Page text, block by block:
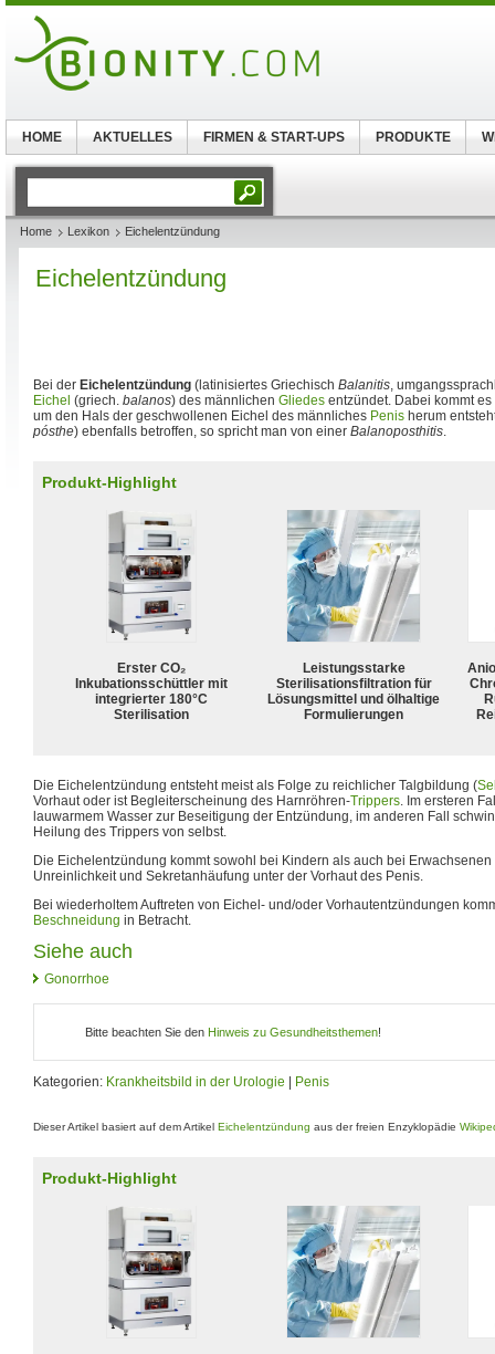
Home Lexikon Eichelentzündung
Eichelentzündung
Bei der Eichelentzündung (latinisiertes Griechisch Balanitis,
Eichel (griech. balanos) des männlichen Gliedes entzündet. Dabei kommt
um den Hals der geschwollenen Eichel des männliches Penis herum
pósthe) ebenfalls betroffen, so spricht man von einer Balanoposthitis.
Produkt-Highlight
Erster CO₂
Inkubationsschüttler mit
integrierter 180°C
Sterilisation
Leistungsstarke
Sterilisationsfiltration für
Lösungsmittel und ölhaltige
Formulierungen
Die Eichelentzündung entsteht meist als Folge zu reichlicher Talgbildung (
Vorhaut oder ist Begleiterscheinung des Harnröhren-Trippers. Im ersteren
lauwarmem Wasser zur Beseitigung der Entzündung, im anderen Fall
Heilung des Trippers von selbst.
Die Eichelentzündung kommt sowohl bei Kindern als auch bei
Unreinlichkeit und Sekretanhäufung unter der Vorhaut des Penis.
Bei wiederholtem Auftreten von Eichel- und/oder Vorhautentzündungen
Beschneidung in Betracht.
Siehe auch
Gonorrhoe
Bitte beachten Sie den Hinweis zu Gesundheitsthemen!
Kategorien: Krankheitsbild in der Urologie Penis
Dieser Artikel basiert auf dem Artikel Eichelentzündung aus der freien Enzyklopädie
Produkt-Highlight
HOME AKTUELLES FIRMEN & START-UPS PRODUKTE